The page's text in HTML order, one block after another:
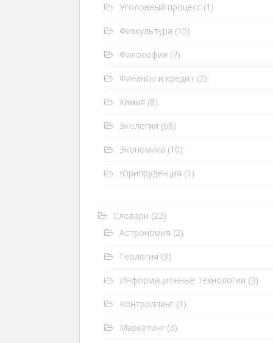
Уголовный процесс (1)
Физкультура (15)
Философия (7)
Финансы и кредит (2)
Химия (8)
Экология (68)
Экономика (10)
Юрипруденция (1)
Словари (22)
Астрономия (2)
Геология (3)
Информационные технологии (3)
Контроллинг (1)
Маркетинг (3)